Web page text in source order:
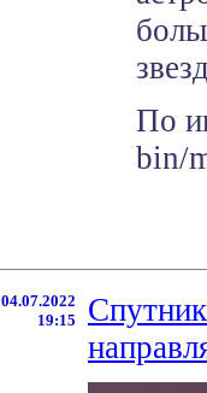
По
bin/
04.07.2022
19:15